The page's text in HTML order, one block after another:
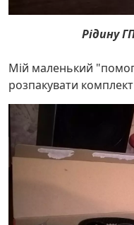
Рідину
Мій маленький
розпакувати